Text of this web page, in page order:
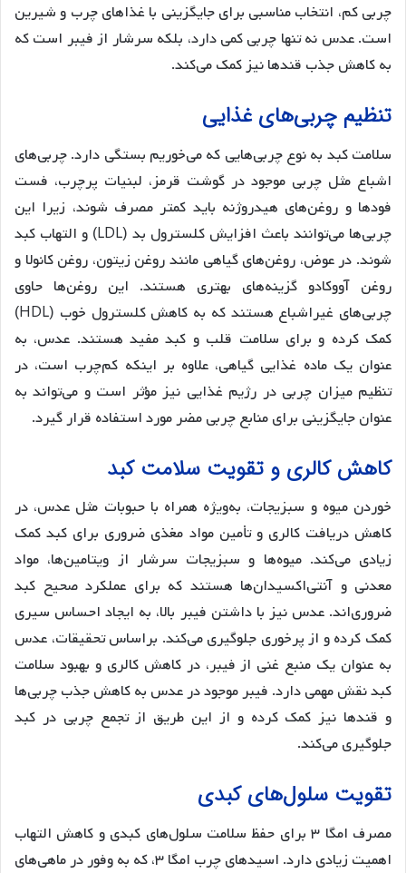
چربی کم، انتخاب مناسبی برای جایگزینی با غذاهای چرب و شیرین
است. عدس نه تنها چربی کمی دارد، بلکه سرشار از فیبر است که
به کاهش جذب قندها نیز کمک می‌کند.
تنظیم چربی‌های غذایی
سلامت کبد به نوع چربی‌هایی که می‌خوریم بستگی دارد. چربی‌های
اشباع مثل چربی موجود در گوشت قرمز، لبنیات پرچرب، فست
فودها و روغن‌های هیدروژنه باید کمتر مصرف شوند، زیرا این
چربی‌ها می‌توانند باعث افزایش کلسترول بد (LDL) و التهاب کبد
شوند. در عوض، روغن‌های گیاهی مانند روغن زیتون، روغن کانولا و
روغن آووکادو گزینه‌های بهتری هستند. این روغن‌ها حاوی
چربی‌های غیراشباع هستند که به کاهش کلسترول خوب (HDL)
کمک کرده و برای سلامت قلب و کبد مفید هستند. عدس، به
عنوان یک ماده غذایی گیاهی، علاوه بر اینکه کم‌چرب است، در
تنظیم میزان چربی در رژیم غذایی نیز مؤثر است و می‌تواند به
عنوان جایگزینی برای منابع چربی مضر مورد استفاده قرار گیرد.
کاهش کالری و تقویت سلامت کبد
خوردن میوه و سبزیجات، به‌ویژه همراه با حبوبات مثل عدس، در
کاهش دریافت کالری و تأمین مواد مغذی ضروری برای کبد کمک
زیادی می‌کند. میوه‌ها و سبزیجات سرشار از ویتامین‌ها، مواد
معدنی و آنتی‌اکسیدان‌ها هستند که برای عملکرد صحیح کبد
ضروری‌اند. عدس نیز با داشتن فیبر بالا، به ایجاد احساس سیری
کمک کرده و از پرخوری جلوگیری می‌کند. براساس تحقیقات، عدس
به عنوان یک منبع غنی از فیبر، در کاهش کالری و بهبود سلامت
کبد نقش مهمی دارد. فیبر موجود در عدس به کاهش جذب چربی‌ها
و قندها نیز کمک کرده و از این طریق از تجمع چربی در کبد
جلوگیری می‌کند.
تقویت سلول‌های کبدی
مصرف امگا ۳ برای حفظ سلامت سلول‌های کبدی و کاهش التهاب
اهمیت زیادی دارد. اسیدهای چرب امگا ۳، که به وفور در ماهی‌های